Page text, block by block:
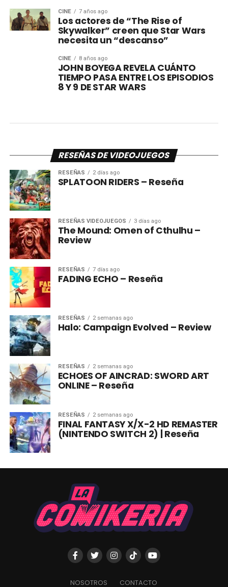
CINE 7 años ago
Los actores de “The Rise of
Skywalker” creen que Star Wars
necesita un “descanso”
CINE 8 años ago
JOHN BOYEGA REVELA CUÁNTO
TIEMPO PASA ENTRE LOS EPISODIOS
8 Y 9 DE STAR WARS
RESEÑAS DE VIDEOJUEGOS
RESEÑAS 2 días ago
SPLATOON RIDERS – Reseña
RESEÑAS VIDEOJUEGOS 3 días ago
The Mound: Omen of Cthulhu –
Review
RESEÑAS 7 días ago
FADING ECHO – Reseña
RESEÑAS 2 semanas ago
Halo: Campaign Evolved – Review
RESEÑAS 2 semanas ago
ECHOES OF AINCRAD: SWORD ART
ONLINE – Reseña
RESEÑAS 2 semanas ago
FINAL FANTASY X/X-2 HD REMASTER
(NINTENDO SWITCH 2) | Reseña
NOSOTROS CONTACTO